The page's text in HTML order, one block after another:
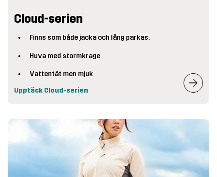
Cloud-serien
Finns som både jacka och lång parkas.
Huva med stormkrage
Vattentät men mjuk
Upptäck Cloud-serien